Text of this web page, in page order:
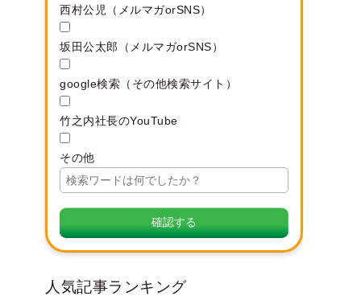
西村公児（メルマガorSNS）
坂田公太郎（メルマガorSNS）
google検索（その他検索サイト）
竹之内社長のYouTube
その他
人気記事ランキング